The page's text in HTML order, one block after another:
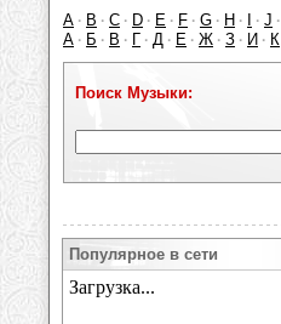
A · B · C · D · E · F · G · H · · J ·
А · Б · В · Г · Д · Е · Ж · З · И · К
Поиск Музыки:
Популярное в сети